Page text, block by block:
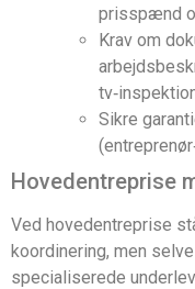
prisspænd
Krav om
Sikre
Hovedentreprise
Ved hovedentreprise
koordinering, men
specialiserede